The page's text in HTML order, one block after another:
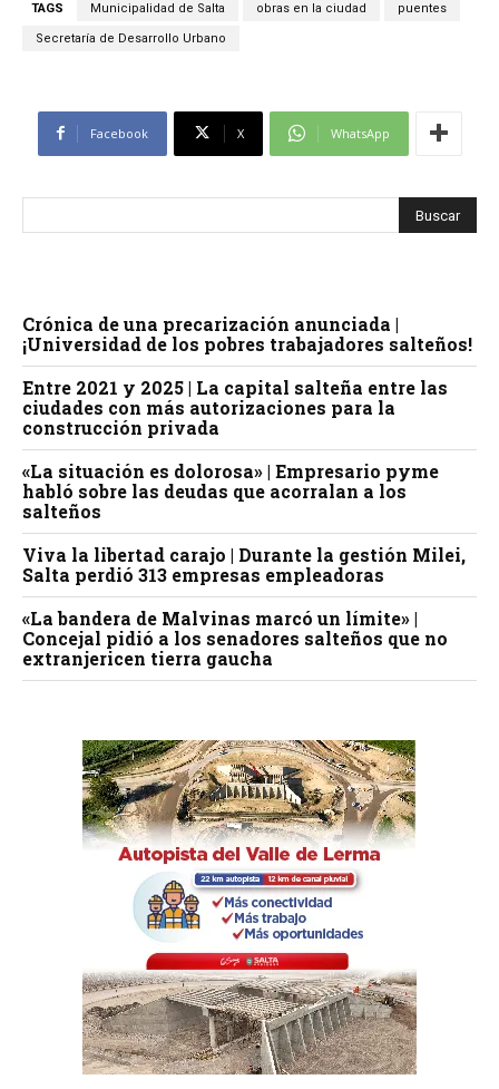
TAGS Municipalidad de Salta obras en la ciudad puentes
Secretaría de Desarrollo Urbano
Facebook X WhatsApp
Crónica de una precarización anunciada |
¡Universidad de los pobres trabajadores salteños!
Entre 2021 y 2025 | La capital salteña entre las
ciudades con más autorizaciones para la
construcción privada
«La situación es dolorosa» | Empresario pyme
habló sobre las deudas que acorralan a los
salteños
Viva la libertad carajo | Durante la gestión Milei,
Salta perdió 313 empresas empleadoras
«La bandera de Malvinas marcó un límite» |
Concejal pidió a los senadores salteños que no
extranjericen tierra gaucha